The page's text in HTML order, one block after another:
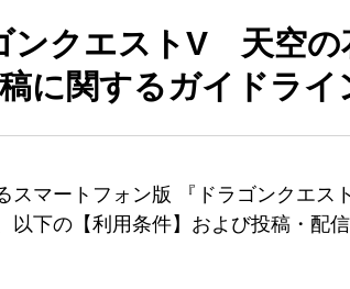
ンクエストV 天空の
に関するガイドライ
スマートフォン版 『ドラゴンクエ
下の【利用条件】および投稿・配